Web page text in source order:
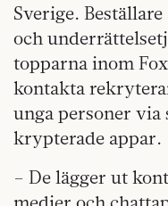
Sverige.
och
topparna inom
kontakta
unga personer via
krypterade appar.
– De lägger ut